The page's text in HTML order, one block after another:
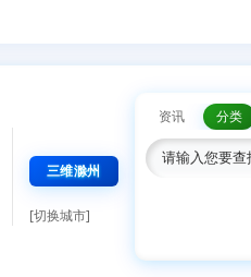
三维滁州
[切换城市]
资讯 分类